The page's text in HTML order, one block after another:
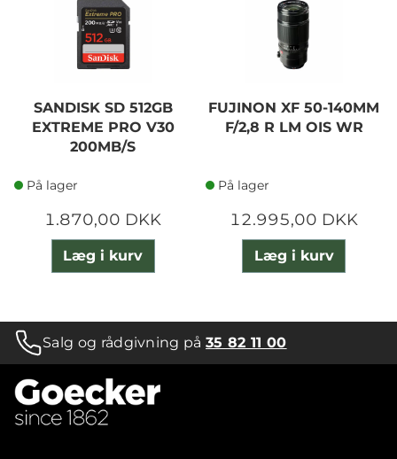
SANDISK SD 512GB
EXTREME PRO V30
200MB/S
På lager
1.870,00 DKK
Læg i kurv
FUJINON XF 50-140MM
F/2,8 R LM OIS WR
På lager
12.995,00 DKK
Læg i kurv
Salg og rådgivning på35 82 11 00